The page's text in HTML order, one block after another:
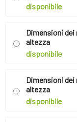
disponibile
Dimensioni
altezza
disponibile
Dimensioni dei
altezza
disponibile